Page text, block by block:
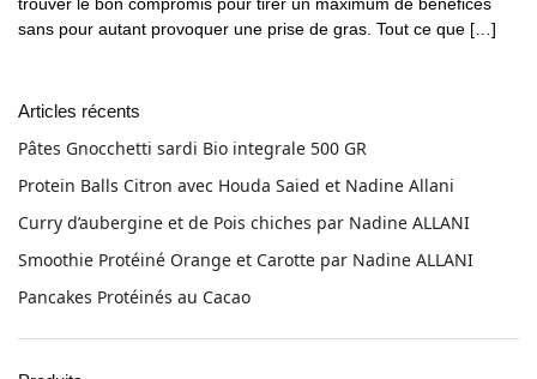
sans pour autant provoquer une prise de gras. Tout ce que […]
Articles récents
Pâtes Gnocchetti sardi Bio integrale 500 GR
Protein Balls Citron avec Houda Saied et Nadine Allani
Curry d’aubergine et de Pois chiches par Nadine ALLANI
Smoothie Protéiné Orange et Carotte par Nadine ALLANI
Pancakes Protéinés au Cacao